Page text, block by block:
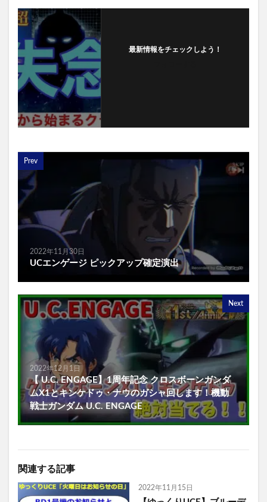
最新情報をチェックしよう！
Prev
2022年11月30日
UCエンゲージ ピックアップ確定演出
Next
2022年12月1日
【 U.C. ENGAGE】1周年記念 クロスボーンガンダ
ムX1とキンケドゥ・ナウのガシャ回します！機動
戦士ガンダム U.C. ENGAGE
関連する記事
2022年11月15日